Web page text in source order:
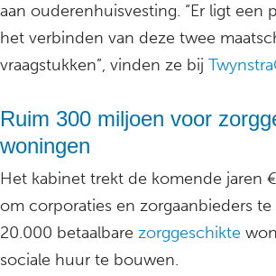
aan ouderenhuisvesting. “Er ligt een
het verbinden van deze twee
vraagstukken”, vinden ze bij
Ruim 300 miljoen voor
woningen
Het kabinet trekt de komende jaren
om corporaties en zorgaanbieders
20.000 betaalbare zorggeschikte
sociale huur te bouwen.